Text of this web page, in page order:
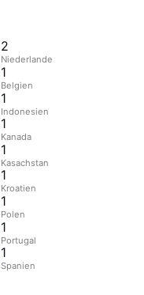
2
Niederlande
1
Belgien
1
Indonesien
1
Kanada
1
Kasachstan
1
Kroatien
1
Polen
1
Portugal
1
Spanien